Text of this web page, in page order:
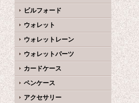
ビルフォード
ウォレット
ウォレットレーン
ウォレットパーツ
カードケース
ペンケース
アクセサリー